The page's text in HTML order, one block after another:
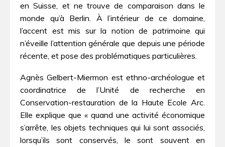
en Suisse, et ne trouve de comparaison dans le
monde qu’à Berlin. À l’intérieur de ce domaine,
l’accent est mis sur la notion de patrimoine qui
n’éveille l’attention générale que depuis une période
récente, et pose des problématiques particulières.
Agnès Gelbert-Miermon est ethno-archéologue et
coordinatrice de l’Unité de recherche en
Conservation-restauration de la Haute Ecole Arc.
Elle explique que « quand une activité économique
s’arrête, les objets techniques qui lui sont associés,
lorsqu’ils sont conservés, le sont souvent en